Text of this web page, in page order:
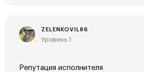
ZELENKOVIL86
Уровень 1
Репутация исполнителя